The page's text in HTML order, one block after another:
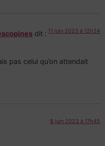
dit : 11 juin 2023 à 12h24
pas celui qu’on attendait
8 juin 2023 à 17h45